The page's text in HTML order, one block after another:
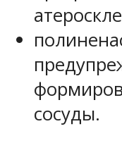
сосуды.